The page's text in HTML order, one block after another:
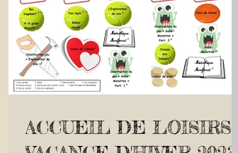
ACCUEIL DE LOISIRS -